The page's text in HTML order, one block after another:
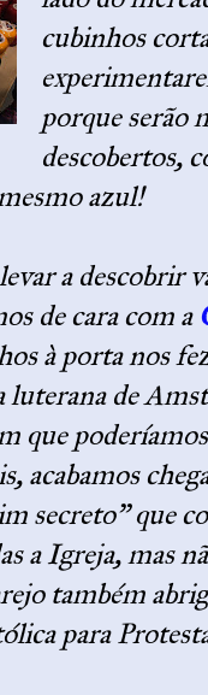
cubinhos
porque serão
descobertos,
azul!
a descobrir
de cara com a
à porta nos
luterana de
que
acabamos
secreto” que
a Igreja, mas
também
para